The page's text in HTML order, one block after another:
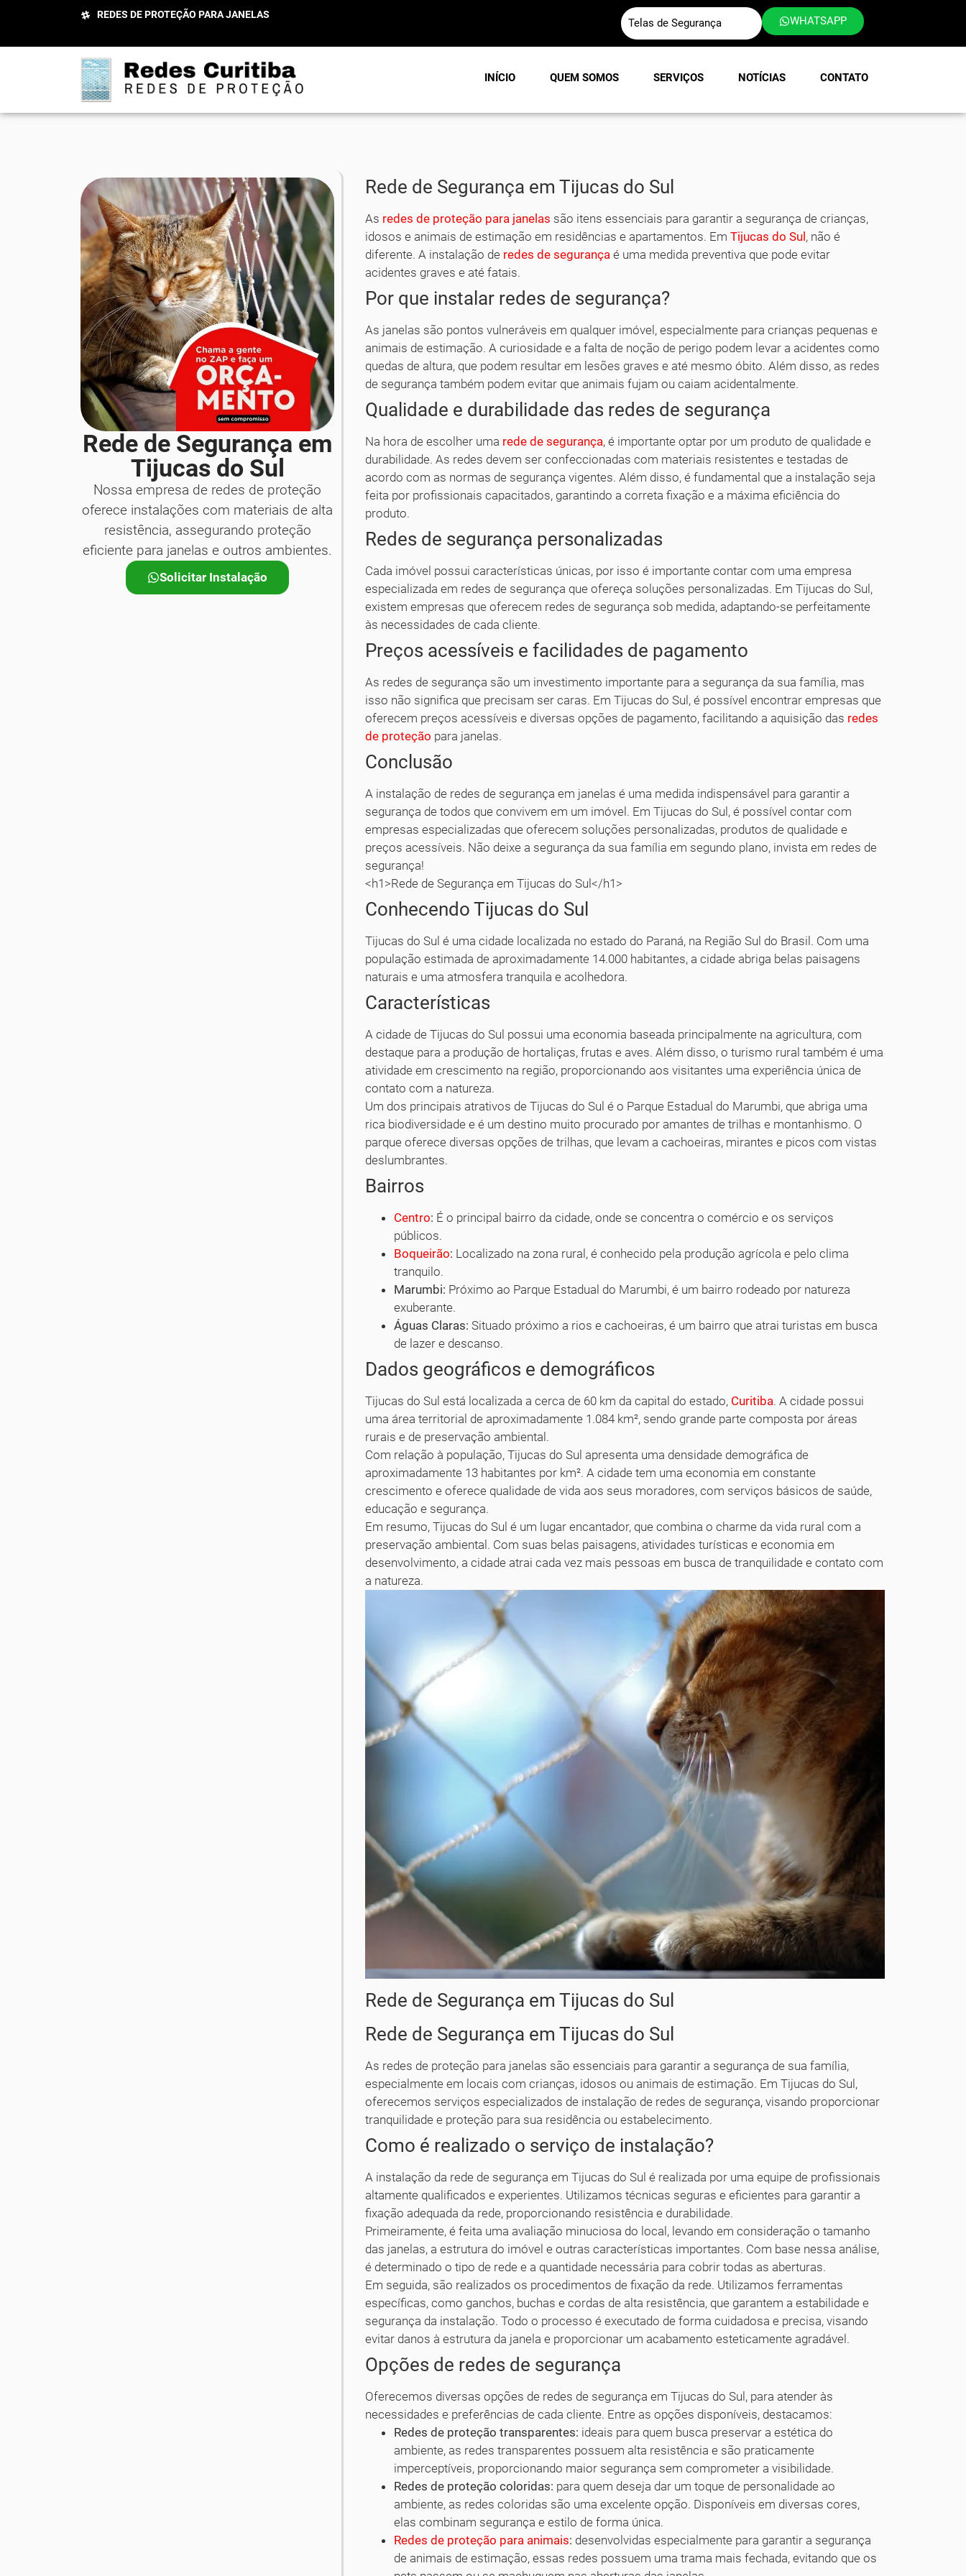
REDES DE PROTEÇÃO PARA JANELAS
Telas de Segurança WHATSAPP
INÍCIO QUEM SOMOS SERVIÇOS NOTÍCIAS CONTATO
Rede de Segurança em
Tijucas do Sul
Nossa empresa de redes de proteção
oferece instalações com materiais de alta
resistência, assegurando proteção
eficiente para janelas e outros ambientes.
Solicitar Instalação
Rede de Segurança em Tijucas do Sul
As redes de proteção para janelas são itens essenciais para garantir a segurança de crianças,
idosos e animais de estimação em residências e apartamentos. EmTijucas do Sul, não é
diferente. A instalação de redes de segurança é uma medida preventiva que pode evitar
acidentes graves e até fatais.
Por que instalar redes de segurança?
As janelas são pontos vulneráveis em qualquer imóvel, especialmente para crianças pequenas e
animais de estimação. A curiosidade e a falta de noção de perigo podem levar a acidentes como
quedas de altura, que podem resultar em lesões graves e até mesmo óbito. Além disso, as redes
de segurança também podem evitar que animais fujam ou caiam acidentalmente.
Qualidade e durabilidade das redes de segurança
Na hora de escolher uma rede de segurança, é importante optar por um produto de qualidade e
durabilidade. As redes devem ser confeccionadas com materiais resistentes e testadas de
acordo com as normas de segurança vigentes. Além disso, é fundamental que a instalação seja
feita por profissionais capacitados, garantindo a correta fixação e a máxima eficiência do
produto.
Redes de segurança personalizadas
Cada imóvel possui características únicas, por isso é importante contar com uma empresa
especializada em redes de segurança que ofereça soluções personalizadas. Em Tijucas do Sul,
existem empresas que oferecem redes de segurança sob medida, adaptando-se perfeitamente
às necessidades de cada cliente.
Preços acessíveis e facilidades de pagamento
As redes de segurança são um investimento importante para a segurança da sua família, mas
isso não significa que precisam ser caras. Em Tijucas do Sul, é possível encontrar empresas que
oferecem preços acessíveis e diversas opções de pagamento, facilitando a aquisição das redes
de proteção para janelas.
Conclusão
A instalação de redes de segurança em janelas é uma medida indispensável para garantir a
segurança de todos que convivem em um imóvel. Em Tijucas do Sul, é possível contar com
empresas especializadas que oferecem soluções personalizadas, produtos de qualidade e
preços acessíveis. Não deixe a segurança da sua família em segundo plano, invista em redes de
segurança!
<h1>Rede de Segurança em Tijucas do Sul</h1>
Conhecendo Tijucas do Sul
Tijucas do Sul é uma cidade localizada no estado do Paraná, na Região Sul do Brasil. Com uma
população estimada de aproximadamente 14.000 habitantes, a cidade abriga belas paisagens
naturais e uma atmosfera tranquila e acolhedora.
Características
A cidade de Tijucas do Sul possui uma economia baseada principalmente na agricultura, com
destaque para a produção de hortaliças, frutas e aves. Além disso, o turismo rural também é uma
atividade em crescimento na região, proporcionando aos visitantes uma experiência única de
contato com a natureza.
Um dos principais atrativos de Tijucas do Sul é o Parque Estadual do Marumbi, que abriga uma
rica biodiversidade e é um destino muito procurado por amantes de trilhas e montanhismo. O
parque oferece diversas opções de trilhas, que levam a cachoeiras, mirantes e picos com vistas
deslumbrantes.
Bairros
Centro: É o principal bairro da cidade, onde se concentra o comércio e os serviços
públicos.
Boqueirão: Localizado na zona rural, é conhecido pela produção agrícola e pelo clima
tranquilo.
Marumbi: Próximo ao Parque Estadual do Marumbi, é um bairro rodeado por natureza
exuberante.
Águas Claras: Situado próximo a rios e cachoeiras, é um bairro que atrai turistas em busca
de lazer e descanso.
Dados geográficos e demográficos
Tijucas do Sul está localizada a cerca de 60 km da capital do estado, Curitiba. A cidade possui
uma área territorial de aproximadamente 1.084 km², sendo grande parte composta por áreas
rurais e de preservação ambiental.
Com relação à população, Tijucas do Sul apresenta uma densidade demográfica de
aproximadamente 13 habitantes por km². A cidade tem uma economia em constante
crescimento e oferece qualidade de vida aos seus moradores, com serviços básicos de saúde,
educação e segurança.
Em resumo, Tijucas do Sul é um lugar encantador, que combina o charme da vida rural com a
preservação ambiental. Com suas belas paisagens, atividades turísticas e economia em
desenvolvimento, a cidade atrai cada vez mais pessoas em busca de tranquilidade e contato com
a natureza.
Rede de Segurança em Tijucas do Sul
Rede de Segurança em Tijucas do Sul
As redes de proteção para janelas são essenciais para garantir a segurança de sua família,
especialmente em locais com crianças, idosos ou animais de estimação. Em Tijucas do Sul,
oferecemos serviços especializados de instalação de redes de segurança, visando proporcionar
tranquilidade e proteção para sua residência ou estabelecimento.
Como é realizado o serviço de instalação?
A instalação da rede de segurança em Tijucas do Sul é realizada por uma equipe de profissionais
altamente qualificados e experientes. Utilizamos técnicas seguras e eficientes para garantir a
fixação adequada da rede, proporcionando resistência e durabilidade.
Primeiramente, é feita uma avaliação minuciosa do local, levando em consideração o tamanho
das janelas, a estrutura do imóvel e outras características importantes. Com base nessa análise,
é determinado o tipo de rede e a quantidade necessária para cobrir todas as aberturas.
Em seguida, são realizados os procedimentos de fixação da rede. Utilizamos ferramentas
específicas, como ganchos, buchas e cordas de alta resistência, que garantem a estabilidade e
segurança da instalação. Todo o processo é executado de forma cuidadosa e precisa, visando
evitar danos à estrutura da janela e proporcionar um acabamento esteticamente agradável.
Opções de redes de segurança
Oferecemos diversas opções de redes de segurança em Tijucas do Sul, para atender às
necessidades e preferências de cada cliente. Entre as opções disponíveis, destacamos:
Redes de proteção transparentes: ideais para quem busca preservar a estética do
ambiente, as redes transparentes possuem alta resistência e são praticamente
imperceptíveis, proporcionando maior segurança sem comprometer a visibilidade.
Redes de proteção coloridas: para quem deseja dar um toque de personalidade ao
ambiente, as redes coloridas são uma excelente opção. Disponíveis em diversas cores,
elas combinam segurança e estilo de forma única.
Redes de proteção para animais: desenvolvidas especialmente para garantir a segurança
de animais de estimação, essas redes possuem uma trama mais fechada, evitando que os